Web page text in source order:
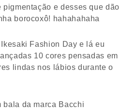
pigmentação e desses que dão
borocoxô! hahahahaha
Fashion Day e lá eu
10 cores pensadas em
lindas nos lábios durante o
bala da marca Bacchi